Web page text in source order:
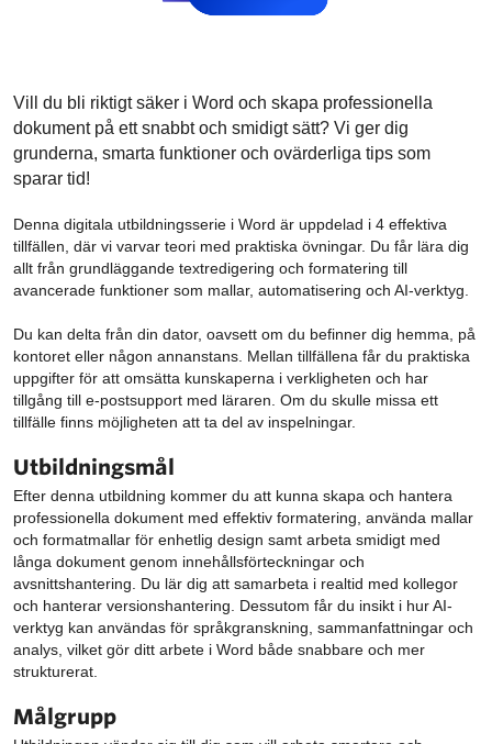
Vill du bli riktigt säker i Word och skapa professionella
dokument på ett snabbt och smidigt sätt? Vi ger dig
grunderna, smarta funktioner och ovärderliga tips som
sparar tid!
Denna digitala utbildningsserie i Word är uppdelad i 4 effektiva
tillfällen, där vi varvar teori med praktiska övningar. Du får lära dig
allt från grundläggande textredigering och formatering till
avancerade funktioner som mallar, automatisering och AI-verktyg.
Du kan delta från din dator, oavsett om du befinner dig hemma, på
kontoret eller någon annanstans. Mellan tillfällena får du praktiska
uppgifter för att omsätta kunskaperna i verkligheten och har
tillgång till e-postsupport med läraren. Om du skulle missa ett
tillfälle finns möjligheten att ta del av inspelningar.
Utbildningsmål
Efter denna utbildning kommer du att kunna skapa och hantera
professionella dokument med effektiv formatering, använda mallar
och formatmallar för enhetlig design samt arbeta smidigt med
långa dokument genom innehållsförteckningar och
avsnittshantering. Du lär dig att samarbeta i realtid med kollegor
och hanterar versionshantering. Dessutom får du insikt i hur AI-
verktyg kan användas för språkgranskning, sammanfattningar och
analys, vilket gör ditt arbete i Word både snabbare och mer
strukturerat.
Målgrupp